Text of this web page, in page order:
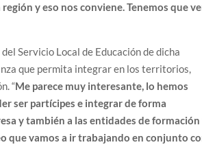
y eso nos conviene. Tenemos que
Servicio Local de Educación de dicha
que permita integrar en los territorios,
“Me parece muy interesante, lo hemos
ser partícipes e integrar de forma
y también a las entidades de formación
que vamos a ir trabajando en conjunto